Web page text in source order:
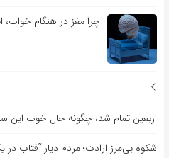
چرا مغز در هنگام خواب،
اربعین تمام شد، چگونه حال خوب این
شکوه بی‌مرز ارادت؛ مردم دیار آفتاب